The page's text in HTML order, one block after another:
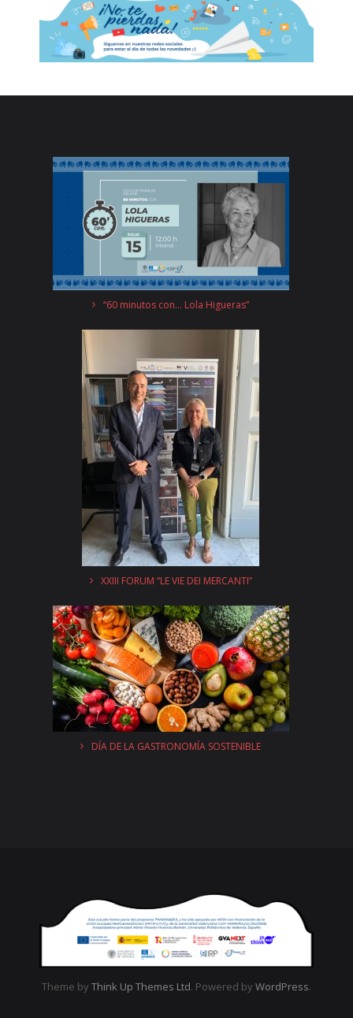
“60 minutos con… Lola Higueras”
XXIII FORUM “LE VIE DEI MERCANTI”
DÍA DE LA GASTRONOMÍA SOSTENIBLE
Theme by Think Up Themes Ltd. Powered by WordPress.